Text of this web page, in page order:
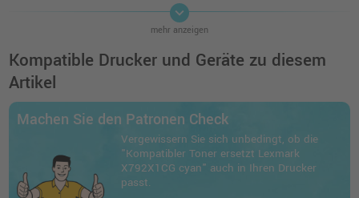
Kompatibler Toner ersetzt Lexmark
X792X1MG magenta
o. MwSt.230,24 €
273,99 €
X792X1KG schwarz
o. MwSt. 232,76 €
276,98 €
inkl. MwSt.
keyboard_arrow_down
mehr anzeigen
Kompatible Drucker und Geräte zu diesem
Artikel
Machen Sie den Patronen Check
Vergewissern Sie sich unbedingt, ob die
"Kompatibler Toner ersetzt Lexmark
X792X1CG cyan" auch in Ihren Drucker
passt.